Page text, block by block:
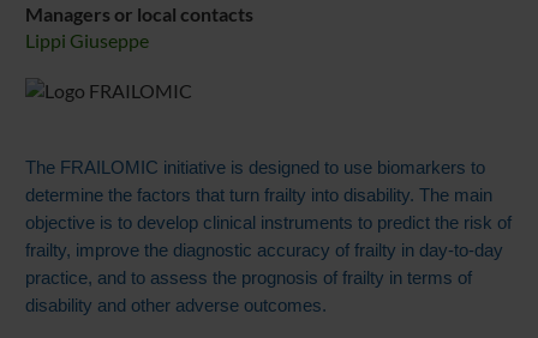
Managers or local contacts
Lippi Giuseppe
The FRAILOMIC initiative is designed to use biomarkers to
determine the factors that turn frailty into disability. The main
objective is to develop clinical instruments to predict the risk of
frailty, improve the diagnostic accuracy of frailty in day-to-day
practice, and to assess the prognosis of frailty in terms of
disability and other adverse outcomes.